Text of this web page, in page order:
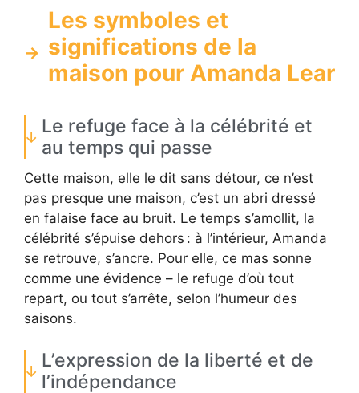
Les symboles et
significations de la
maison pour Amanda Lear
Le refuge face à la célébrité et
au temps qui passe
Cette maison, elle le dit sans détour, ce n’est
pas presque une maison, c’est un abri dressé
en falaise face au bruit. Le temps s’amollit, la
célébrité s’épuise dehors : à l’intérieur, Amanda
se retrouve, s’ancre. Pour elle, ce mas sonne
comme une évidence – le refuge d’où tout
repart, ou tout s’arrête, selon l’humeur des
saisons.
L’expression de la liberté et de
l’indépendance